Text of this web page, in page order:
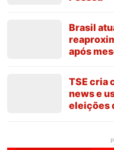
Brasil
após
TSE cria
news e
eleições